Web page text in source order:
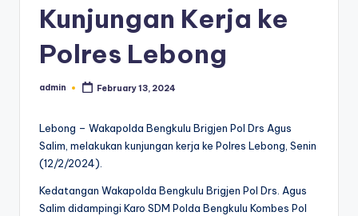
Kunjungan Kerja ke
Polres Lebong
Posted
admin February 13, 2024
Lebong – Wakapolda Bengkulu Brigjen Pol Drs Agus
Salim, melakukan kunjungan kerja ke Polres Lebong, Senin
(12/2/2024).
Kedatangan Wakapolda Bengkulu Brigjen Pol Drs. Agus
Salim didampingi Karo SDM Polda Bengkulu Kombes Pol